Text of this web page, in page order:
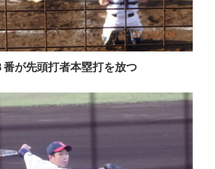
番が先頭打者本塁打を放つ